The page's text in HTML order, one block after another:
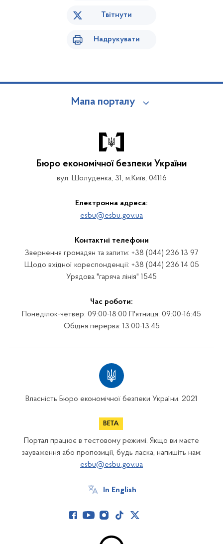
Твітнути
Надрукувати
Мапа порталу
Бюро економічної безпеки України
вул. Шолуденка, 31, м.Київ, 04116
Електронна адреса:
esbu@esbu.gov.ua
Контактні телефони
Звернення громадян та запити: +38 (044) 236 13 97
Щодо вхідної кореспонденції: +38 (044) 236 14 05
Урядова "гаряча лінія" 1545
Час роботи:
Понеділок-четвер: 09:00-18:00 П'ятниця: 09:00-16:45
Обідня перерва: 13:00-13:45
Власність Бюро економічної безпеки України. 2021
Портал працює в тестовому режимі. Якщо ви маєте
зауваження або пропозиції, будь ласка, напишіть нам:
esbu@esbu.gov.ua
In English